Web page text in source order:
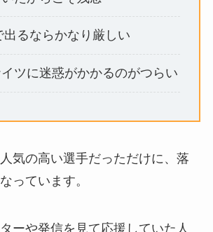
出るならかなり厳しい
ツに迷惑がかかるのがつらい
気の高い選手だっただけに、落
っています。
ーや発信を見て応援していた人